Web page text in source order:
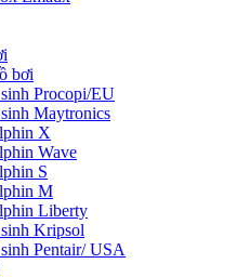
bơi
Procopi/EU
Maytronics
X
Wave
S
M
Liberty
Kripsol
Pentair/ USA